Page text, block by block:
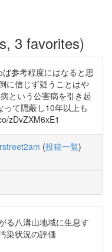
3 favorites)
参考程度にはなると思
に信じず疑うことはや
という公害病を引き起
て隠蔽し10年以上も
zDvZXM6xE1
(投稿一覧)
る八溝山地域に生息す
染状況の評価